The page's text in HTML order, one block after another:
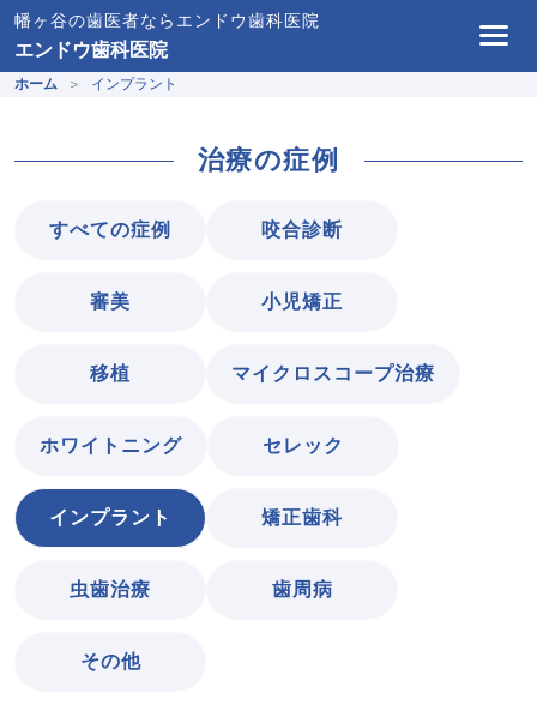
幡ヶ谷の歯医者ならエンドウ歯科医院
エンドウ歯科医院
ホーム インプラント
治療の症例
すべての症例 咬合診断
審美 小児矯正
移植 マイクロスコープ治療
ホワイトニング セレック
インプラント 矯正歯科
虫歯治療 歯周病
その他